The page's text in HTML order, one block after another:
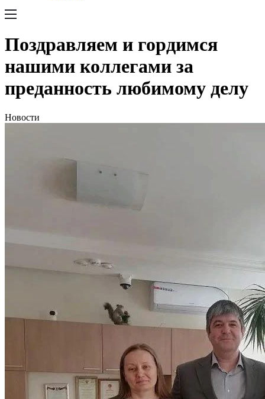
Поздравляем и гордимся
нашими коллегами за
преданность любимому делу
Новости